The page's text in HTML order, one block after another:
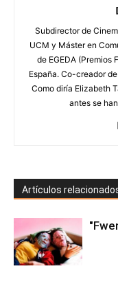
Subdirector de
UCM y Máster en
de EGEDA (Premios
España. Co-creador
Como diría Elizabeth
antes se
Artículos